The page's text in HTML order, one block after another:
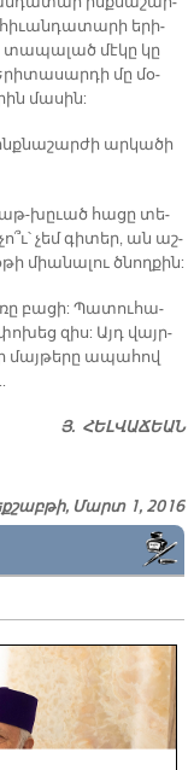
հի­ւան­դա­տա­րի ե­րի­
մէ­կը կը
մը մօ­
մա­սին:
ար­կա­ծի
խըւած հա­ցը տե­
չեմ գի­տեր, ան աշ­
միա­նա­լու ծնող­քին:
բա­ցի: Պա­տու­հա­
զիս: Այդ վայր­
մայ­թե­րը ա­պա­հով
Յ. ՀԵԼ­ՎԱ­ՃԵԱՆ
Մարտ 1, 2016